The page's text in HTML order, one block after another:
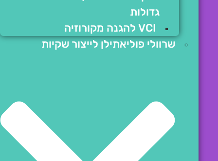
גדולות
VCI להגנה מקורוזיה
שרוולי פוליאתילן לייצור שקיות